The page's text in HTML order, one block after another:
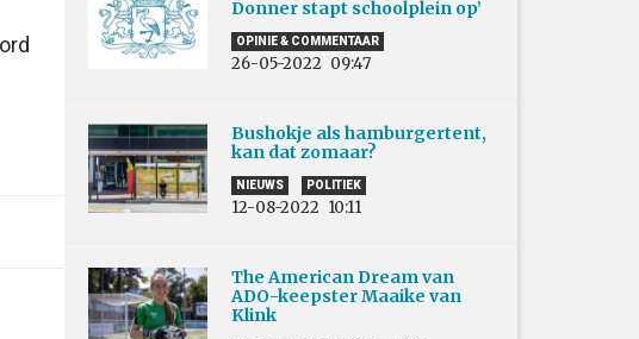
Donner stapt schoolplein op’
OPINIE & COMMENTAAR
26-05-2022 09:47
Bushokje als hamburgertent,
kan dat zomaar?
NIEUWS POLITIEK
12-08-2022 10:11
The American Dream van
ADO-keepster Maaike van
Klink